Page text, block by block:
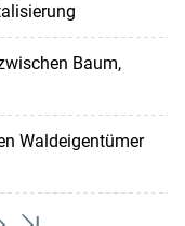
Baum,
Waldeigentümer